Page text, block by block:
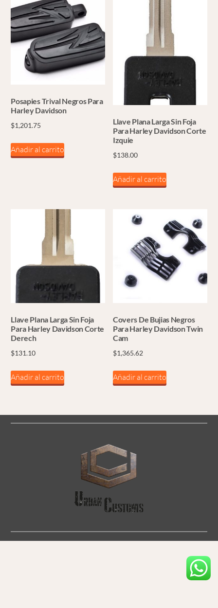
Posapies Trival Negros Para
Harley Davidson
$1,201.75
Añadir al carrito
Llave Plana Larga Sin Foja
Para Harley Davidson Corte
Izquie
$138.00
Añadir al carrito
Llave Plana Larga Sin Foja
Para Harley Davidson Corte
Derech
$131.10
Añadir al carrito
Covers De Bujias Negros
Para Harley Davidson Twin
Cam
$1,365.62
Añadir al carrito